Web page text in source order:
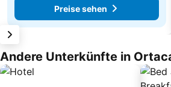
Preise sehen
Andere Unterkünfte in